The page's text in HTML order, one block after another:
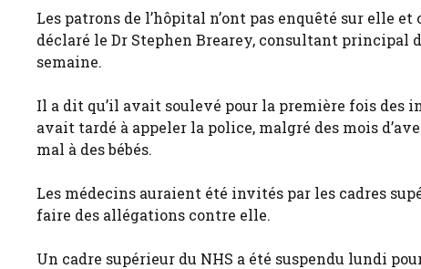
Les patrons de l’hôpital n’ont pas enquêté sur elle
déclaré le Dr Stephen Brearey, consultant principal
semaine.
Il a dit qu’il avait soulevé pour la première fois des
avait tardé à appeler la police, malgré des mois
mal à des bébés.
Les médecins auraient été invités par les cadres
faire des allégations contre elle.
Un cadre supérieur du NHS a été suspendu lundi